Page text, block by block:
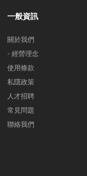
一般資訊
關於我們
- 經營理念
使用條款
私隱政策
人才招聘
常見問題
聯絡我們